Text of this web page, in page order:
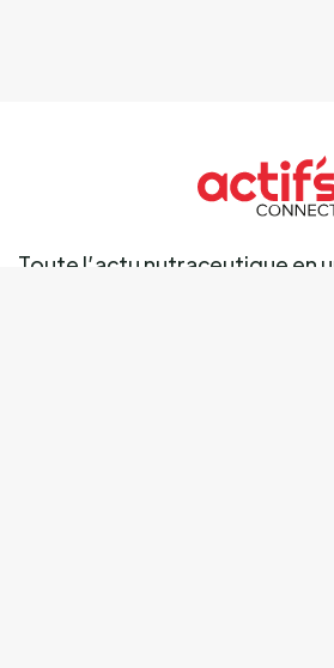
Toute l’actu nutraceutique en